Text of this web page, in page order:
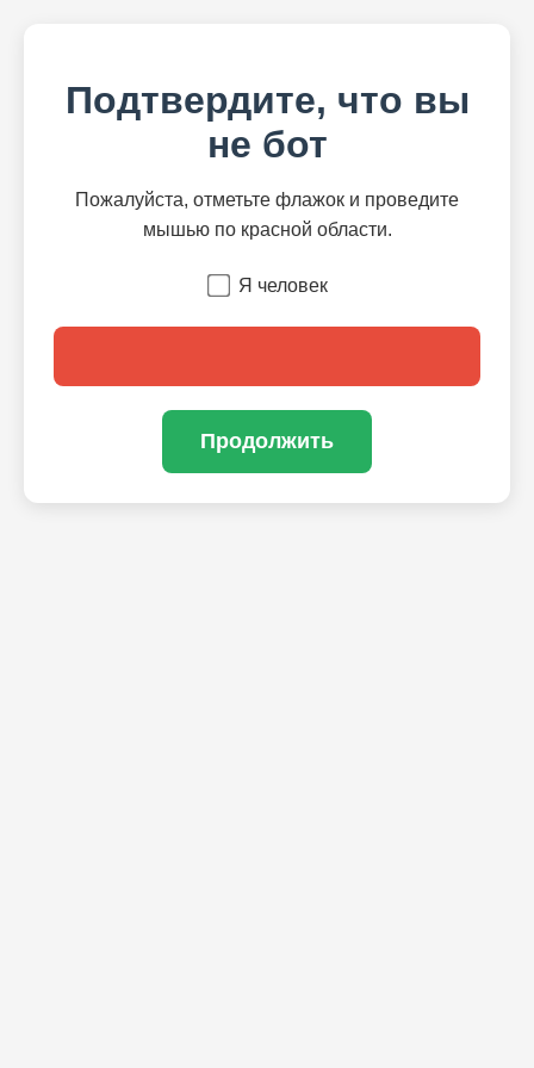
Подтвердите, что вы
не бот
Пожалуйста, отметьте флажок и проведите
мышью по красной области.
Я человек
Продолжить